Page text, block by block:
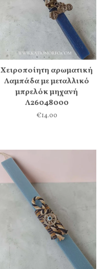
Χειροποίητη αρωματική
Λαμπάδα με μεταλλικό
μπρελόκ μηχανή
Λ26048000
€14.00